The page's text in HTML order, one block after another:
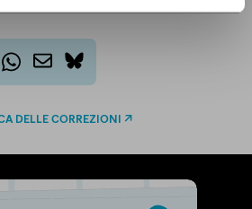
bluesky
DELLE CORREZIONI